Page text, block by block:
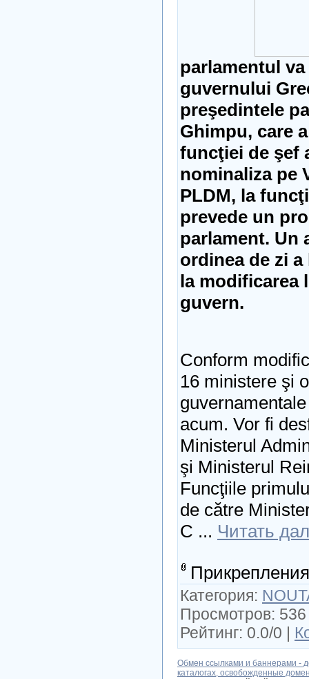
parlamentul
guvernului
preşedintele
Ghimpu, care
funcţiei de şef
nominaliza pe
PLDM, la
prevede un
parlament. Un
ordinea de zi
la modificarea
guvern.
Conform
16 ministere şi
acum. Vor fi
Ministerul
şi Ministerul
Funcţiile
de către
C ... Читать
Категория:
Просмотров:
Рейтинг: 0.0/0 |
Обмен ссылками и баннерами -
каталогах, освобожденные